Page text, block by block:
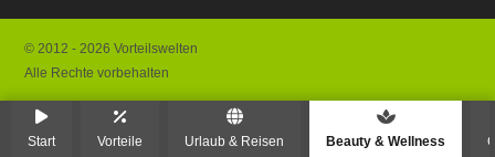
Start Vorteile Urlaub & Reisen Beauty & Wellness
© 2012 - 2026 Vorteilswelten
Alle Rechte vorbehalten